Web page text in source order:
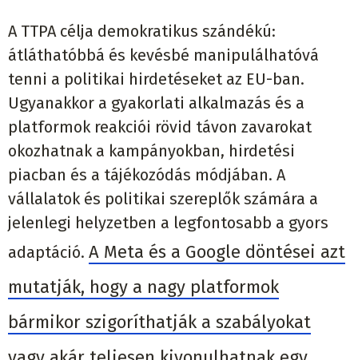
A TTPA célja demokratikus szándékú:
átláthatóbbá és kevésbé manipulálhatóvá
tenni a politikai hirdetéseket az EU-ban.
Ugyanakkor a gyakorlati alkalmazás és a
platformok reakciói rövid távon zavarokat
okozhatnak a kampányokban, hirdetési
piacban és a tájékozódás módjában. A
vállalatok és politikai szereplők számára a
jelenlegi helyzetben a legfontosabb a gyors
adaptáció. A Meta és a Google döntései azt
mutatják, hogy a nagy platformok
bármikor szigoríthatják a szabályokat